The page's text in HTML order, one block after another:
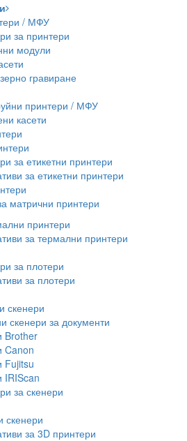
/ МФУ
за принтери
модули
гравиране
принтери / МФУ
касети
за етикетни принтери
за етикетни принтери
матрични принтери
принтери
за термални принтери
за плотери
за плотери
скенери
скенери за документи
Brother
Canon
Fujitsu
IRIScan
за скенери
скенери
за 3D принтери